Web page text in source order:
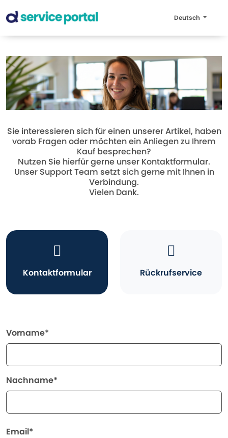
Deutsch
Sie interessieren sich für einen unserer Artikel, haben
vorab Fragen oder möchten ein Anliegen zu Ihrem
Kauf besprechen?
Nutzen Sie hierfür gerne unser Kontaktformular.
Unser Support Team setzt sich gerne mit Ihnen in
Verbindung.
Vielen Dank.
Kontaktformular Rückrufservice
Vorname*
Nachname*
Email*